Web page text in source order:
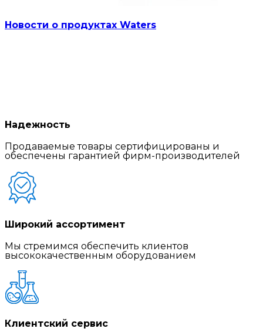
Новости о продуктах Waters
Надежность
Продаваемые товары сертифицированы и
обеспечены гарантией фирм-производителей
Широкий ассортимент
Мы стремимся обеспечить клиентов
высококачественным оборудованием
Клиентский сервис